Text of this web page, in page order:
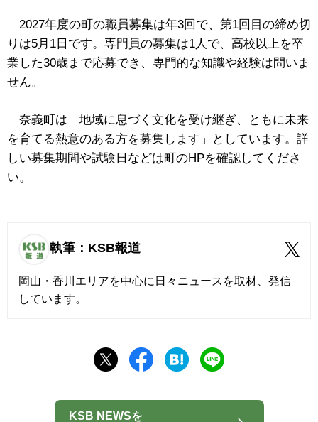
2027年度の町の職員募集は年3回で、第1回目の締め切
りは5月1日です。専門員の募集は1人で、高校以上を卒
業した30歳まで応募でき、専門的な知識や経験は問いま
せん。
奈義町は「地域に息づく文化を受け継ぎ、ともに未来
を育てる熱意のある方を募集します」としています。詳
しい募集期間や試験日などは町のHPを確認してくださ
い。
執筆：KSB報道
岡山・香川エリアを中心に日々ニュースを取材、発信
しています。
KSB NEWSを